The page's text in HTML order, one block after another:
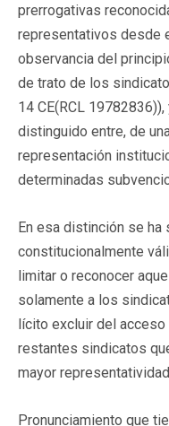
prerrogativas
representativos desde
observancia del
de trato de los
14 CE(RCL
distinguido entre, de
representación
determinadas
En esa distinción se
constitucionalmente
limitar o reconocer
solamente a los
lícito excluir del
restantes sindicatos
mayor
Pronunciamiento que